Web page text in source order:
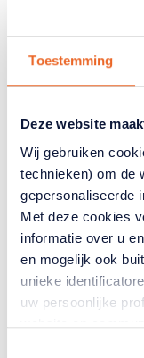
Toestemming
Deze website
Wij gebruiken
technieken) om de
gepersonaliseerde
Met deze cookies
informatie over u
en mogelijk ook
unieke
uw persoonlijke
website en
Digitale
moet niet leiden
organisaties om
PCOB neemt
samenwerking
gaan we
overheid, en
de politiek.
pas wanneer
hun apps het